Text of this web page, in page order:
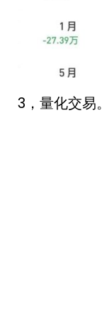
3，量化交易。